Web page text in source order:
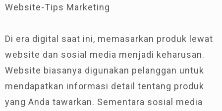
Website-Tips Marketing
Di era digital saat ini, memasarkan produk lewat
website dan sosial media menjadi keharusan.
Website biasanya digunakan pelanggan untuk
mendapatkan informasi detail tentang produk
yang Anda tawarkan. Sementara sosial media